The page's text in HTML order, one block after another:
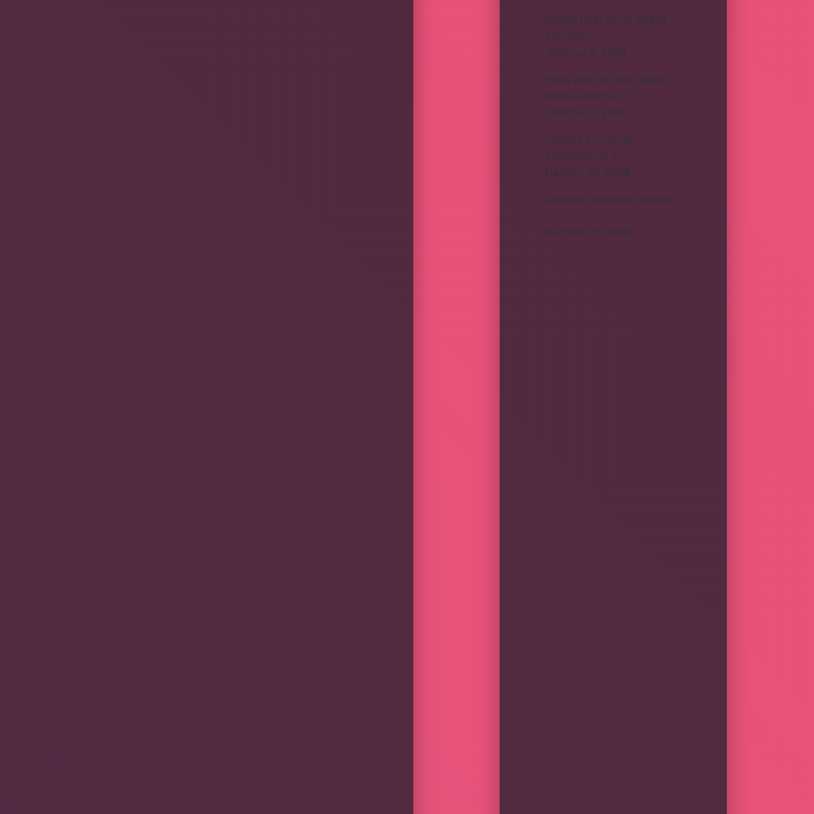
Göbek bağı hangi ağaca
gömülür ?
Temmuz 4, 2026
Elma satın alırken nelere
dikkat etmeliyiz ?
Temmuz 1, 2026
Amasra bir günde
gezilebilir mi ?
Haziran 30, 2026
Doneptin faydaları nelerdir
?
Haziran 20, 2026